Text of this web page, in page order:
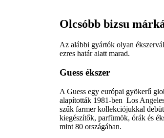
Olcsóbb bizsu
Az alábbi gyártók olyan
ezres határ alatt marad.
Guess ékszer
A Guess egy európai gyökerű
alapították 1981-ben Los
szűk farmer kollekciójukkal
kiegészítők, parfümök, órák és
mint 80 országában.